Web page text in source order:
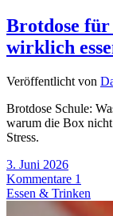
Brotdose
wirklich
Veröffentlicht von
Brotdose Schule:
warum die Box nicht
Stress.
3. Juni 2026
Kommentare 1
Essen & Trinken